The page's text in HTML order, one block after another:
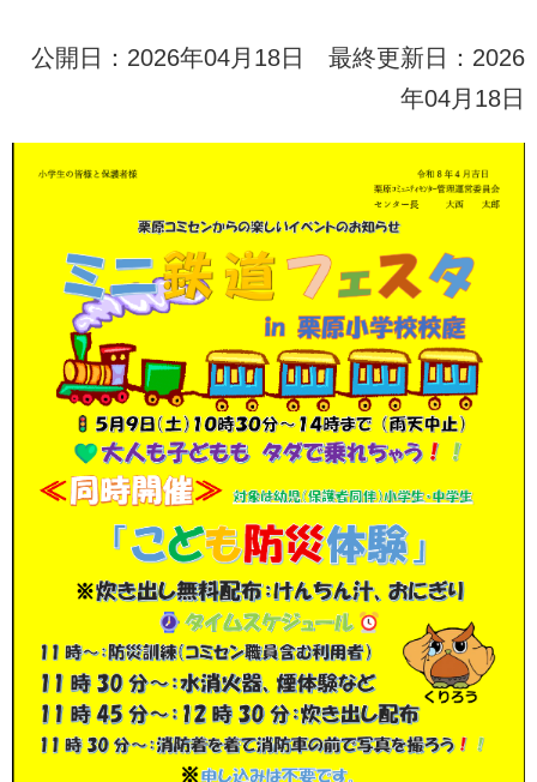
公開日：2026年04月18日 最終更新日：2026
年04月18日